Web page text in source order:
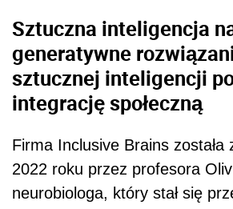
Sztuczna inteligencja
generatywne
sztucznej inteligencji
integrację społeczną
Firma Inclusive Brains została
2022 roku przez profesora
neurobiologa, który stał się